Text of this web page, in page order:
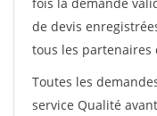
de devis
tous les partenaires
Toutes les
service Qualité